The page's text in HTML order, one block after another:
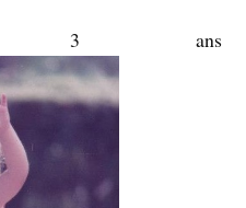
3 ans